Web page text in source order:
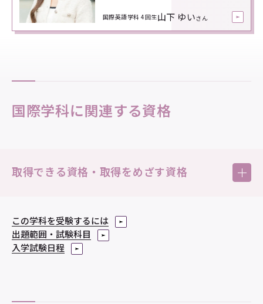
国際英語学科 4回生山下 ゆいさん
国際学科に関連する資格
取得できる資格・取得をめざす資格
取得できる資格
この学科を受験するには
出題範囲・試験科目
入学試験日程